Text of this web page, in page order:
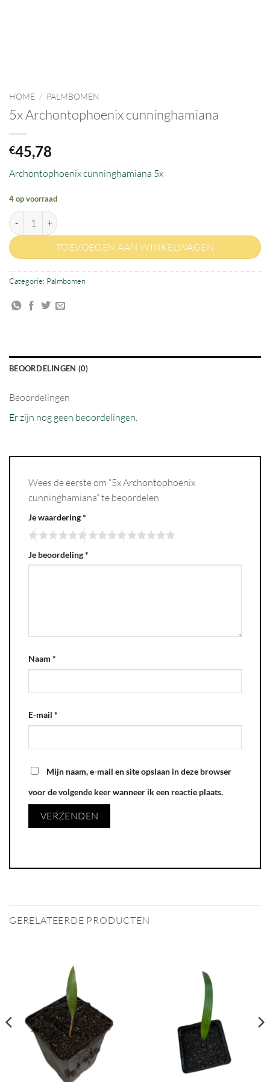
HOME / PALMBOMEN
5x Archontophoenix cunninghamiana
€45,78
Archontophoenix cunninghamiana 5x
4 op voorraad
5x Archontophoenix cunninghamiana aantal
TOEVOEGEN AAN WINKELWAGEN
Categorie: Palmbomen
BEOORDELINGEN (0)
Beoordelingen
Er zijn nog geen beoordelingen.
Wees de eerste om “5x Archontophoenix
cunninghamiana” te beoordelen
Je waardering*
Je beoordeling*
Naam *
E-mail *
Mijn naam, e-mail en site opslaan in deze browser
voor de volgende keer wanneer ik een reactie plaats.
GERELATEERDE PRODUCTEN